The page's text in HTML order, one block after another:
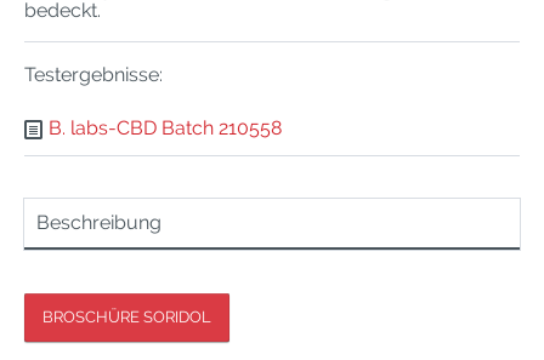
bedeckt.
Testergebnisse:
B. labs-CBD Batch 210558
Beschreibung
BROSCHÜRE SORIDOL